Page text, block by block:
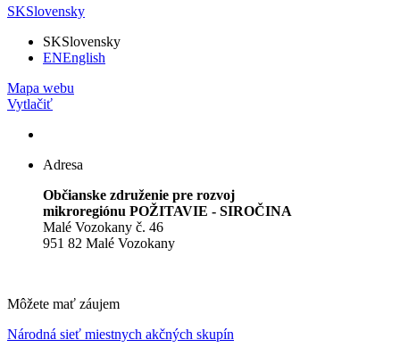
SKSlovensky
SKSlovensky
ENEnglish
Mapa webu
Vytlačiť
Adresa
Občianske združenie pre rozvoj
mikroregiónu POŽITAVIE - SIROČINA
Malé Vozokany č. 46
951 82 Malé Vozokany
Môžete mať záujem
Národná sieť miestnych akčných skupín